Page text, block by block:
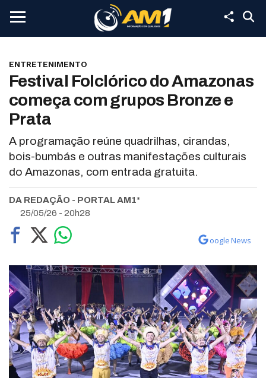
ENTRETENIMENTO
Festival Folclórico do Amazonas
começa com grupos Bronze e
Prata
A programação reúne quadrilhas, cirandas,
bois-bumbás e outras manifestações culturais
do Amazonas, com entrada gratuita.
DA REDAÇÃO - PORTAL AM1*
25/05/26 - 20h28
oogle News